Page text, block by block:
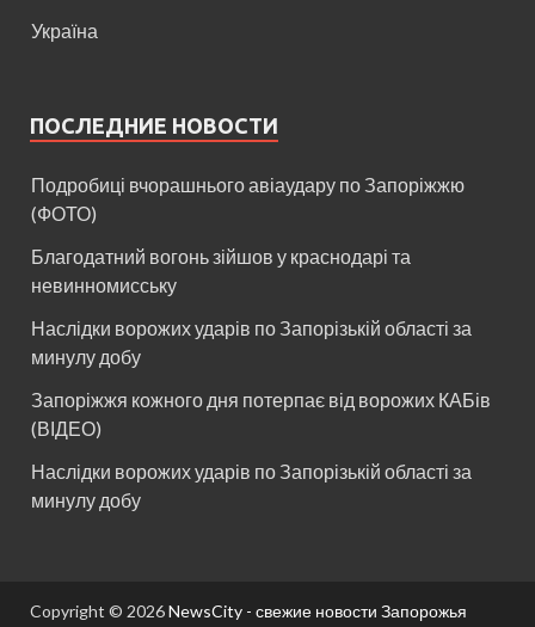
Україна
ПОСЛЕДНИЕ НОВОСТИ
Подробиці вчорашнього авіаудару по Запоріжжю
(ФОТО)
Благодатний вогонь зійшов у краснодарі та
невинномисську
Наслідки ворожих ударів по Запорізькій області за
минулу добу
Запоріжжя кожного дня потерпає від ворожих КАБів
(ВІДЕО)
Наслідки ворожих ударів по Запорізькій області за
минулу добу
Copyright © 2026NewsCity - свежие новости Запорожья